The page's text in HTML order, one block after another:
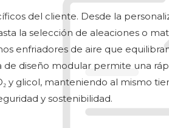
del cliente. Desde la
la selección de aleaciones o
enfriadores de aire que
diseño modular permite una
y glicol, manteniendo al mismo
y sostenibilidad.